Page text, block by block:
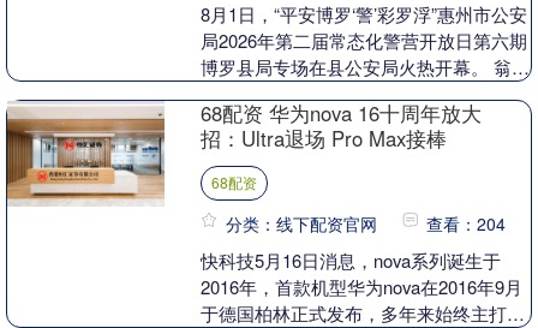
8月1日，“平安博罗‘警’彩罗浮”惠州市公安
局2026年第二届常态化警营开放日第六期
博罗县局专场在县公安局火热开幕。 翁文
智在致辞中指出，今年上半年，全县刑事
治....
68配资 华为nova 16十周年放大
招：Ultra退场 Pro Max接棒
68配资
分类：线下配资官网 查看：204
快科技5月16日消息，nova系列诞生于
2016年，首款机型华为nova在2016年9月
于德国柏林正式发布，多年来始终主打年